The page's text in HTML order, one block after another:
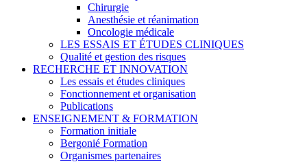
Chirurgie
Anesthésie et réanimation
Oncologie médicale
LES ESSAIS ET ÉTUDES CLINIQUES
Qualité et gestion des risques
RECHERCHE ET INNOVATION
Les essais et études cliniques
Fonctionnement et organisation
Publications
ENSEIGNEMENT & FORMATION
Formation initiale
Bergonié Formation
Organismes partenaires